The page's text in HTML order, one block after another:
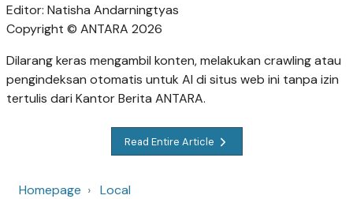
Editor: Natisha Andarningtyas
Copyright © ANTARA 2026
Dilarang keras mengambil konten, melakukan crawling atau
pengindeksan otomatis untuk AI di situs web ini tanpa izin
tertulis dari Kantor Berita ANTARA.
Read Entire Article
Homepage
Local